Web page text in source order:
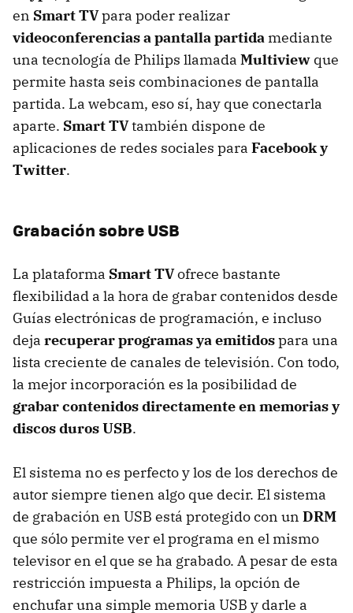
en Smart TVpara poder realizar
videoconferencias a pantalla partida mediante
una tecnología de Philips llamada Multiview que
permite hasta seis combinaciones de pantalla
partida. La webcam, eso sí, hay que conectarla
aparte. Smart TVtambién dispone de
aplicaciones de redes sociales para Facebook y
Twitter.
Grabación sobre USB
La plataforma Smart TVofrece bastante
flexibilidad a la hora de grabar contenidos desde
Guías electrónicas de programación, e incluso
deja recuperar programas ya emitidospara una
lista creciente de canales de televisión. Con todo,
la mejor incorporación es la posibilidad de
grabar contenidos directamente en memorias y
discos duros USB.
El sistema no es perfecto y los de los derechos de
autor siempre tienen algo que decir. El sistema
de grabación en USB está protegido con un DRM
que sólo permite ver el programa en el mismo
televisor en el que se ha grabado. A pesar de esta
restricción impuesta a Philips, la opción de
enchufar una simple memoria USB y darle a